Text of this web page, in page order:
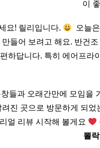
이
요! 릴리입니다. 오늘
들어 보려고 해요. ​반건조
하답니다. 특히 에어프라
들과 오래간만에 모임을
려진 곳으로 방문하게 되
얼 리뷰 시작해 볼게요
뽈락